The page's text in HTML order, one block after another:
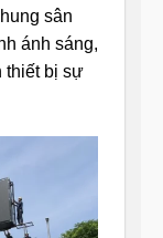
sân
ánh sáng,
thiết bị sự